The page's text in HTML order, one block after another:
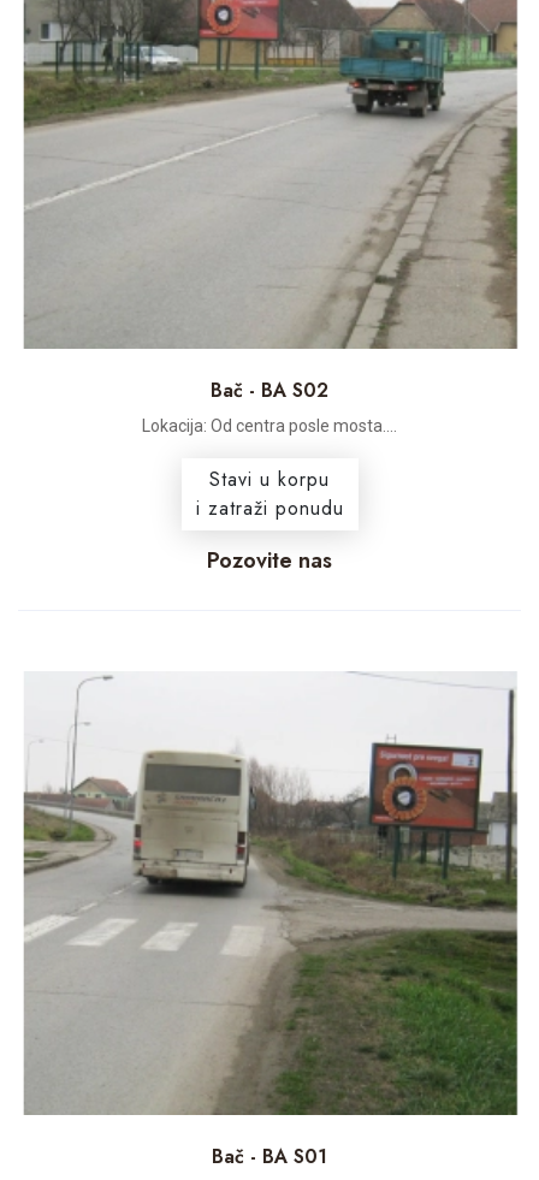
Bač - BA S02
Lokacija: Od centra posle mosta....
Stavi u korpu
i zatraži ponudu
Pozovite nas
Bač - BA S01